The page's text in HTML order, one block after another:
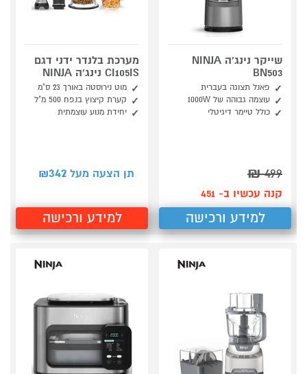
שייקר נינג'ה NINJA
BN503
פאנל תצוגה בעברית
עוצמה גבוהה של 1000W
כולל טיימר דיגיטלי
499
₪
קנה עכשיו ב- 451
למידע ורכישה
מערכת בלנדר ידני דגם
CI105IS נינג'ה NINJA
מוט נירוסטה באורך 23 ס"מ
קערת קיצוץ בנפח 500 מ"ל
יחידת מנוע עוצמתית
תן הצעה מעל ₪ 342
למידע ורכישה